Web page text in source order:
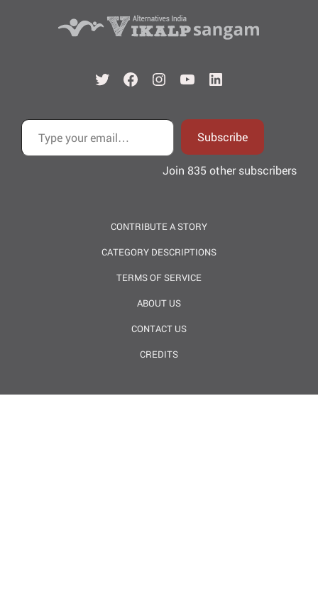
TwitterFacebook
Instagram
YouTubeLinkedIn
Type your email…
Subscribe
Join 835 other subscribers
CONTRIBUTE A STORY
CATEGORY DESCRIPTIONS
TERMS OF SERVICE
ABOUT US
CONTACT US
CREDITS